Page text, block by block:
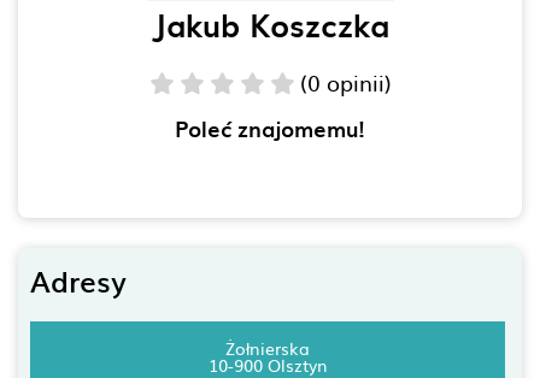
Jakub Koszczka
(0 opinii)
Poleć znajomemu!
Adresy
Żołnierska
10-900 Olsztyn